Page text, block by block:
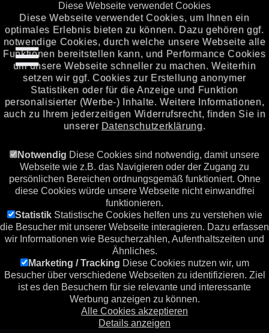
Diese Webseite verwendet Cookies
Diese Webseite verwendet Cookies, um Ihnen ein
optimales Erlebnis bieten zu können. Dazu gehören ggf.
notwendige Cookies, durch welche unsere Webseite alle
Funktionen bereitstellen kann, und Performance Cookies
um unsere Webseite schneller zu machen. Weiterhin
setzen wir ggf. Cookies zur Erstellung anonymer
Statistiken oder für die Anzeige und Funktion
personalisierter (Werbe-) Inhalte. Weitere Informationen,
auch zu Ihrem jederzeitigen Widerrufsrecht, finden Sie in
unserer Datenschutzerklärung.
Notwendig Diese Cookies sind notwendig, damit unsere
Webseite wie z.B. das Navigieren oder der Zugang zu
persönlichen Bereichen ordnungsgemäß funktioniert. Ohne
diese Cookies würde unsere Webseite nicht einwandfrei
funktionieren.
StatistikStatistische Cookies helfen uns zu verstehen wie
die Besucher mit unserer Webseite interagieren. Dazu erfassen
wir Informationen wie Besucherzahlen, Aufenthaltszeiten und
Ähnliches.
Marketing / Tracking Diese Cookies nutzen wir, um
Besucher über verschiedene Webseiten zu identifizieren. Ziel
ist es den Besuchern für sie relevante und interessante
Werbung anzeigen zu können.
Alle Cookies akzeptieren
Details anzeigen